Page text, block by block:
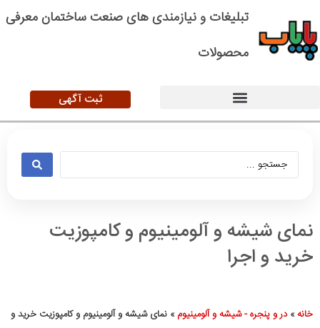
تبلیغات و نیازمندی های صنعت ساختمان معرفی
محصولات
ثبت آگهی
نمای شیشه و آلومینیوم و کامپوزیت
خرید و اجرا
خانه»در و پنجره - شیشه و آلومینیوم» نمای شیشه و آلومینیوم و کامپوزیت خرید و